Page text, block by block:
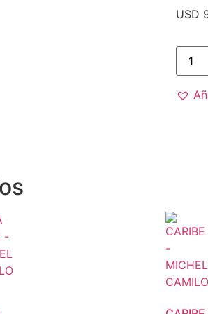
USD